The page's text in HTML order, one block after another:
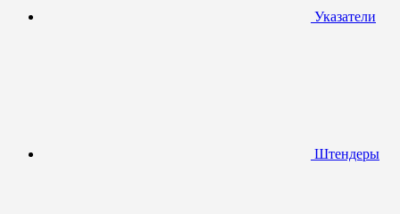
Указатели
Штендеры